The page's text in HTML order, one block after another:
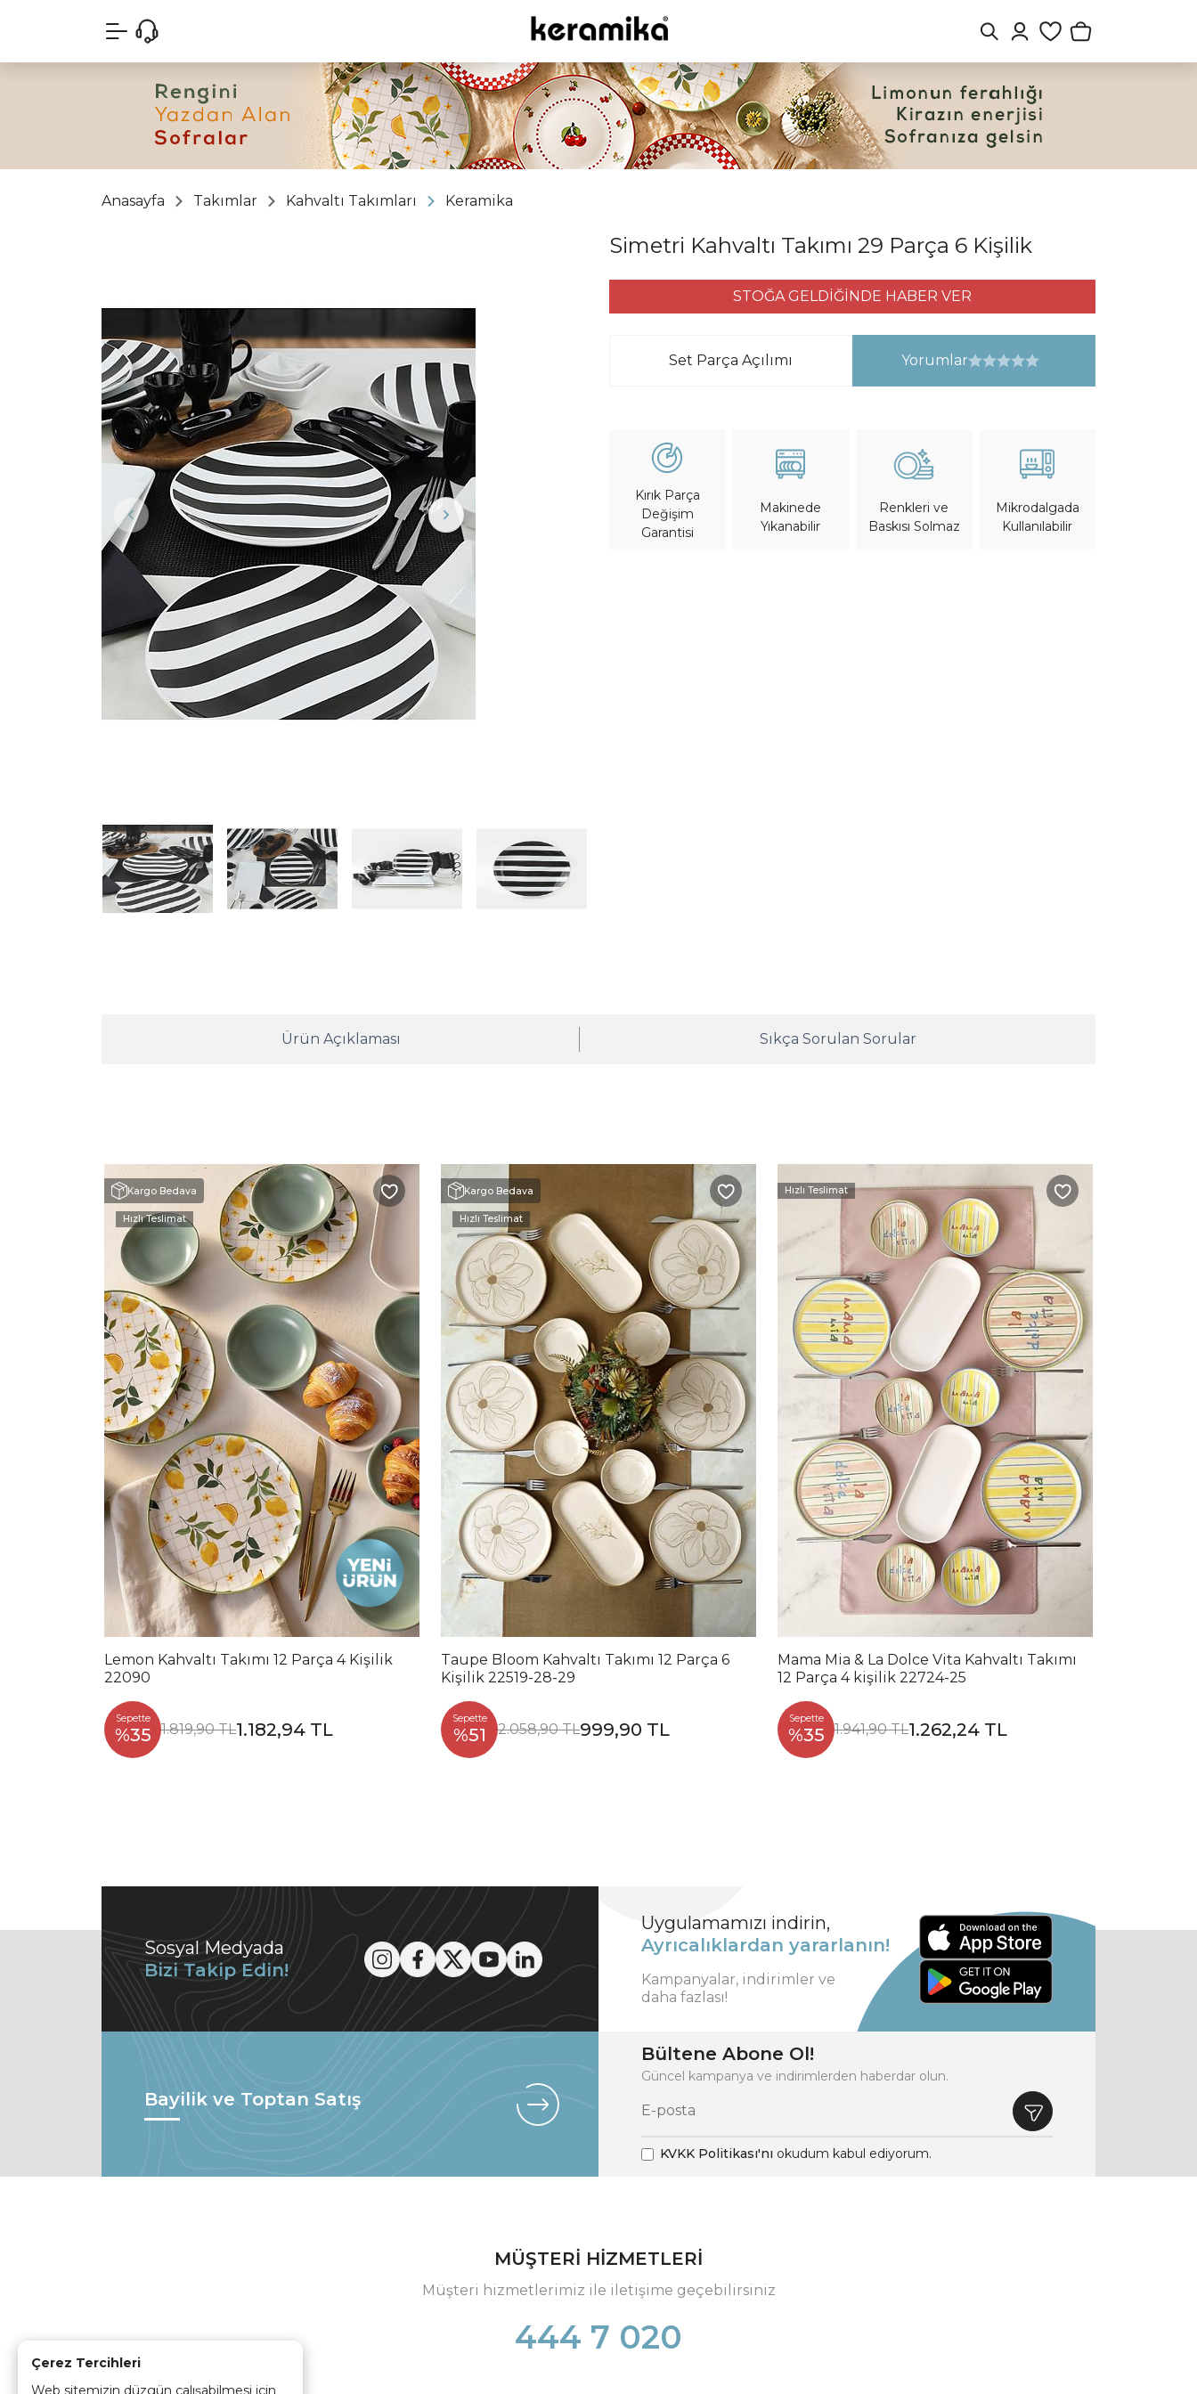
Çerez Tercihleri
Web sitemizin düzgün çalışabilmesi için
Anasayfa Takımlar Kahvaltı Takımları Keramika
Simetri Kahvaltı Takımı 29 Parça 6 Kişilik
STOĞA GELDİĞİNDE HABER VER
Set Parça Açılımı Yorumlar
Kırık Parça
Değişim
Garantisi
Makinede
Yıkanabilir
Renkleri ve
Baskısı Solmaz
Mikrodalgada
Kullanılabilir
Ürün Açıklaması Sıkça Sorulan Sorular
Kargo Bedava
Hızlı Teslimat
Lemon Kahvaltı Takımı 12 Parça 4 Kişilik
22090
Sepette
%35 1.819,90 TL1.182,94 TL
Kargo Bedava
Hızlı Teslimat
Taupe Bloom Kahvaltı Takımı 12 Parça 6
Kişilik 22519-28-29
Sepette
%51 2.058,90 TL999,90 TL
Hızlı Teslimat
Mama Mia & La Dolce Vita Kahvaltı Takımı
12 Parça 4 kişilik 22724-25
Sepette
%35 1.941,90 TL1.262,24 TL
Sosyal Medyada
Bizi Takip Edin!
Uygulamamızı indirin,
Ayrıcalıklardan yararlanın!
Kampanyalar, indirimler ve
daha fazlası!
Bayilik ve Toptan Satış
Bültene Abone Ol!
Güncel kampanya ve indirimlerden haberdar olun.
KVKK Politikası'nı okudum kabul ediyorum.
MÜŞTERİ HİZMETLERİ
Müşteri hizmetlerimiz ile iletişime geçebilirsiniz
444 7 020